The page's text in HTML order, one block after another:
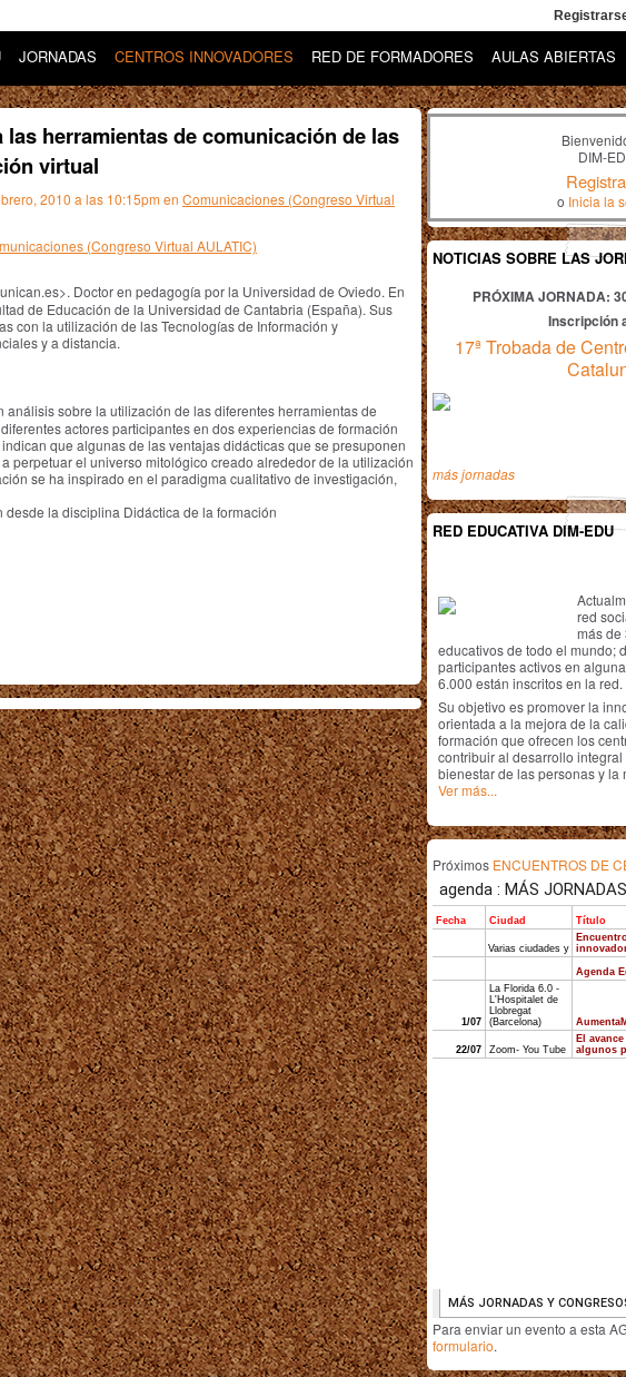
JORNADAS CENTROS INNOVADORES RED DE FORMADORES AULAS ABIERTAS
las herramientas de comunicación de las
virtual
2010 a las 10:15pm en Comunicaciones (Congreso Virtual
(Congreso Virtual AULATIC)
Doctor en pedagogía por la Universidad de Oviedo. En
de Educación de la Universidad de Cantabria (España). Sus
con la utilización de las Tecnologías de Información y
y a distancia.
análisis sobre la utilización de las diferentes herramientas de
actores participantes en dos experiencias de formación
que algunas de las ventajas didácticas que se presuponen
perpetuar el universo mitológico creado alrededor de la utilización
se ha inspirado en el paradigma cualitativo de investigación,
la disciplina Didáctica de la formación
DIM-
o Inicia la
NOTICIAS SOBRE LAS
PRÓXIMA JORNADA:
Inscripción
17ª Trobada de
más jornadas
RED EDUCATIVA DIM-EDU
red
más de
educativos de todo el mundo;
participantes activos en
6.000 están inscritos en la red.
Su objetivo es promover la
orientada a la mejora de la
formación que ofrecen los
contribuir al desarrollo
bienestar de las personas y la
Ver más...
Próximos ENCUENTROS DE
Para enviar un evento a esta
formulario.